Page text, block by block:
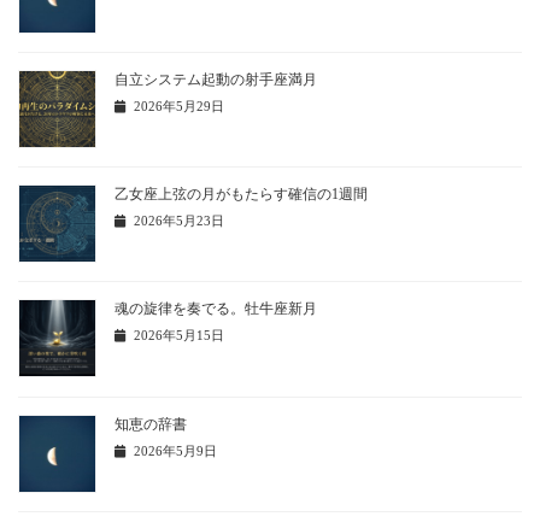
自立システム起動の射手座満月
2026年5月29日
乙女座上弦の月がもたらす確信の1週間
2026年5月23日
魂の旋律を奏でる。牡牛座新月
2026年5月15日
知恵の辞書
2026年5月9日